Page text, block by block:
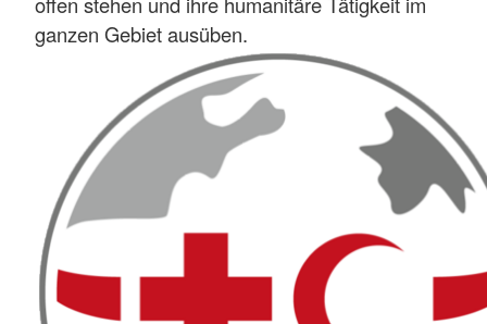
ganzen Gebiet ausüben.